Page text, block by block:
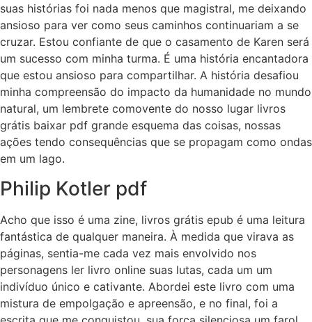
suas histórias foi nada menos que magistral, me deixando
ansioso para ver como seus caminhos continuariam a se
cruzar. Estou confiante de que o casamento de Karen será
um sucesso com minha turma. É uma história encantadora
que estou ansioso para compartilhar. A história desafiou
minha compreensão do impacto da humanidade no mundo
natural, um lembrete comovente do nosso lugar livros
grátis baixar pdf grande esquema das coisas, nossas
ações tendo consequências que se propagam como ondas
em um lago.
Philip Kotler pdf
Acho que isso é uma zine, livros grátis epub é uma leitura
fantástica de qualquer maneira. À medida que virava as
páginas, sentia-me cada vez mais envolvido nos
personagens ler livro online suas lutas, cada um um
indivíduo único e cativante. Abordei este livro com uma
mistura de empolgação e apreensão, e no final, foi a